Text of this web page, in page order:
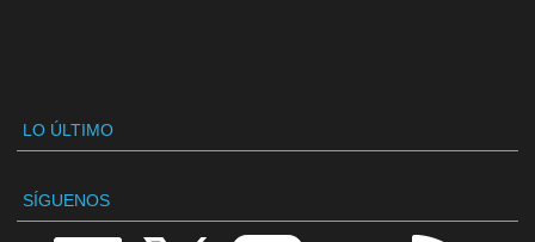
LO ÚLTIMO
SÍGUENOS